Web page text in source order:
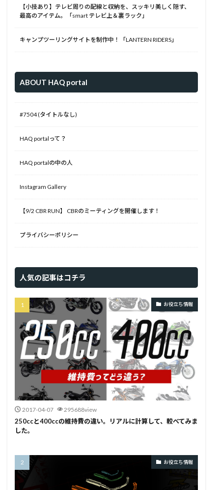
【小技あり】テレビ周りの配線と収納を、スッキリ美しく隠す、
最高のアイテム。「smart テレビ上＆裏ラック」
キャンプツーリングサイトを制作中！「LANTERN RIDERS」
ABOUT HAQ portal
#7504 (タイトルなし)
HAQ portalって？
HAQ portalの中の人
Instagram Gallery
【9/2 CBR RUN】 CBRのミーティングを開催します！
プライバシーポリシー
人気の記事はコチラ
お役立ち情報
2017-04-07 295688view
250ccと400ccの維持費の違い。リアルに計算して、較べてみま
した。
お役立ち情報